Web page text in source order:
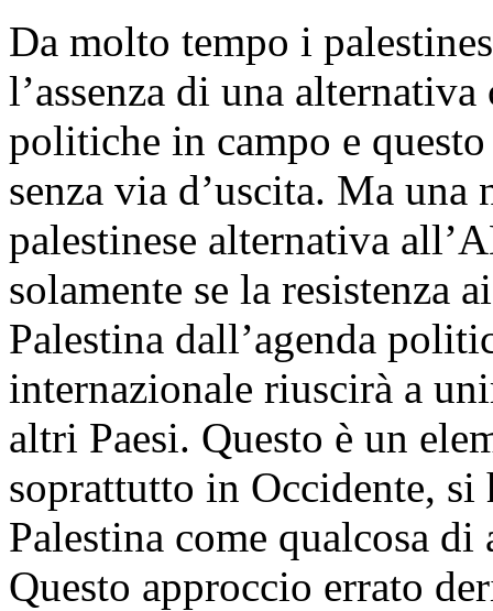
Da molto tempo i
l’assenza di una
politiche in campo e
senza via d’uscita. Ma
palestinese alternativa
solamente se la resistenza
Palestina dall’agenda
internazionale riuscirà a
altri Paesi. Questo è un
soprattutto in Occidente, si
Palestina come qualcosa
Questo approccio errato